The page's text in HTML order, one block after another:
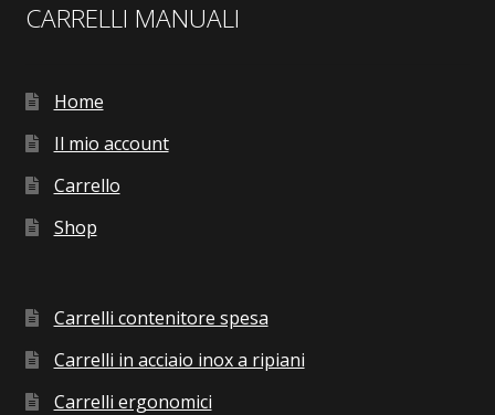
CARRELLI MANUALI
Home
Il mio account
Carrello
Shop
Carrelli contenitore spesa
Carrelli in acciaio inox a ripiani
Carrelli ergonomici